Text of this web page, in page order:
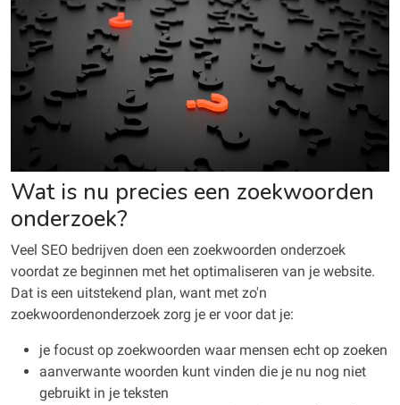
Wat is nu precies een zoekwoorden
onderzoek?
Veel SEO bedrijven doen een zoekwoorden onderzoek
voordat ze beginnen met het optimaliseren van je website.
Dat is een uitstekend plan, want met zo'n
zoekwoordenonderzoek zorg je er voor dat je:
je focust op zoekwoorden waar mensen echt op zoeken
aanverwante woorden kunt vinden die je nu nog niet
gebruikt in je teksten